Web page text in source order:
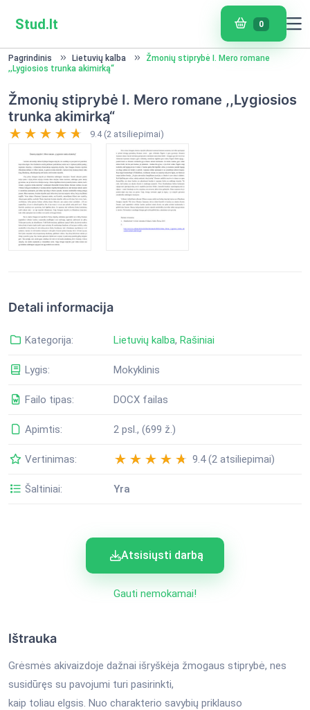
Stud.lt 0
Pagrindinis Lietuvių kalba
Žmonių stiprybė I. Mero romane
,,Lygiosios trunka akimirką“
Žmonių stiprybė I. Mero romane ,,Lygiosios
trunka akimirką“
9.4 (2 atsiliepimai)
Detali informacija
Kategorija: Lietuvių kalba, Rašiniai
Lygis: Mokyklinis
Failo tipas: DOCX failas
Apimtis: 2 psl., (699 ž.)
Vertinimas: 9.4 (2 atsiliepimai)
Šaltiniai: Yra
Atsisiųsti darbą
Gauti nemokamai!
Ištrauka
Grėsmės akivaizdoje dažnai išryškėja žmogaus stiprybė, nes
susidūręs su pavojumi turi pasirinkti,
kaip toliau elgsis. Nuo charakterio savybių priklauso